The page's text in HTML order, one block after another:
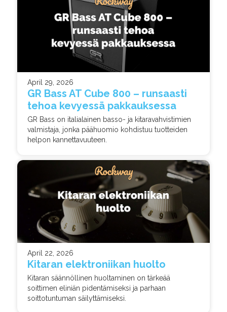
April 29, 2026
GR Bass AT Cube 800 – runsaasti
tehoa kevyessä pakkauksessa
GR Bass on italialainen basso- ja kitaravahvistimien
valmistaja, jonka päähuomio kohdistuu tuotteiden
helpon kannettavuuteen.
April 22, 2026
Kitaran elektroniikan huolto
Kitaran säännöllinen huoltaminen on tärkeää
soittimen eliniän pidentämiseksi ja parhaan
soittotuntuman säilyttämiseksi.